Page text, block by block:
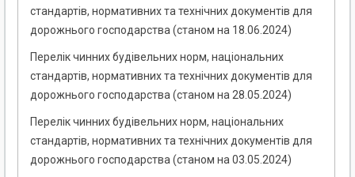
стандартів, нормативних та технічних документів для
дорожнього господарства (станом на 18.06.2024)
Перелік чинних будівельних норм, національних
стандартів, нормативних та технічних документів для
дорожнього господарства (станом на 28.05.2024)
Перелік чинних будівельних норм, національних
стандартів, нормативних та технічних документів для
дорожнього господарства (станом на 03.05.2024)